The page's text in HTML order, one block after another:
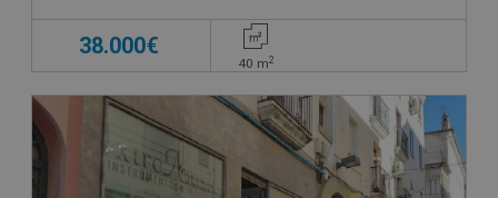
38.000€
40 m2
CONDICIONES ESPECIALES